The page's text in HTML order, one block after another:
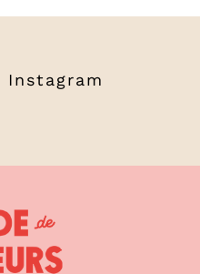
Instagram